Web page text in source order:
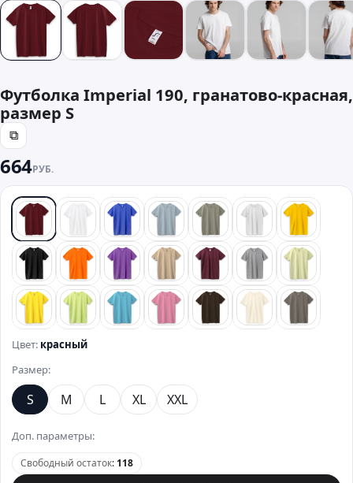
Футболка Imperial 190, гранатово-красная,
размер S
⧉
664РУБ.
красный белый синий голубой хаки светлыйжелтый
черный оранжевыйфиолетовыйпесочныйбордовыйсерый лайм
лимонныйзеленыйбирюзовый
розовый коричневыйбежевый
Цвет: красный
Размер:
S M L XL XXL
Доп. параметры:
Свободный остаток: 118